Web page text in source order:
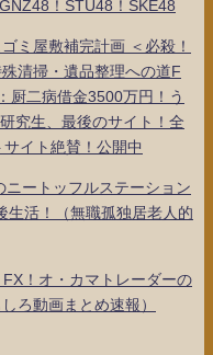
！STU48！SKE48
ミ屋敷補完計画 ＜必殺！
清掃・遺品整理への道F
厨二病借金3500万円！う
究生、最後のサイト！全
イト絶賛！公開中
ニートッフルステーション
生活！（無職孤独居老人的
！オ・カマトレーダーの
ろ動画まとめ速報）